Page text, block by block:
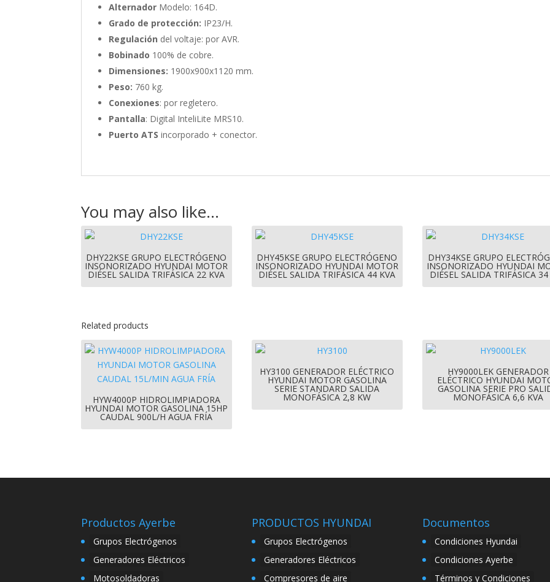
Alternador Modelo: 164D.
Grado de protección: IP23/H.
Regulación del voltaje: por AVR.
Bobinado 100% de cobre.
Dimensiones: 1900x900x1120 mm.
Peso: 760 kg.
Conexiones: por regletero.
Pantalla: Digital InteliLite MRS10.
Puerto ATS incorporado + conector.
You may also like…
DHY22KSE GRUPO ELECTRÓGENO
INSONORIZADO HYUNDAI MOTOR
DIÉSEL SALIDA TRIFÁSICA 22 KVA
DHY45KSE GRUPO ELECTRÓGENO
INSONORIZADO HYUNDAI MOTOR
DIÉSEL SALIDA TRIFÁSICA 44 KVA
DHY34KSE GRUPO
INSONORIZADO HYUNDAI
DIÉSEL SALIDA TRIFÁSICA 34
Related products
HYW4000P HIDROLIMPIADORA
HYUNDAI MOTOR GASOLINA 15HP
CAUDAL 900L/H AGUA FRÍA
HY3100 GENERADOR ELÉCTRICO
HYUNDAI MOTOR GASOLINA
SERIE STANDARD SALIDA
MONOFÁSICA 2,8 KW
HY9000LEK GENERADOR
ELÉCTRICO HYUNDAI
GASOLINA SERIE PRO
MONOFÁSICA 6,6 KVA
Productos Ayerbe
Grupos Electrógenos
Generadores Eléctricos
Motosoldadoras
PRODUCTOS HYUNDAI
Grupos Electrógenos
Generadores Eléctricos
Compresores de aire
Documentos
Condiciones Hyundai
Condiciones Ayerbe
Términos y Condiciones